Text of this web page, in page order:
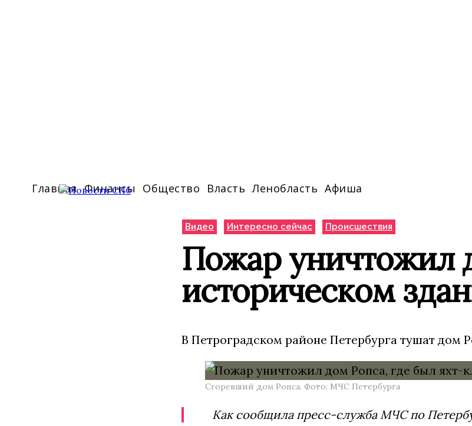
Главная Финансы Общество Власть Ленобласть Афиша
Видео Интересно сейчас Происшествия
Пожар уничтожил
историческом
В Петроградском районе Петербурга тушат дом
Сгоревший дом Ропса. Фото: МЧС Петербурга
Как сообщила пресс-служба МЧС по